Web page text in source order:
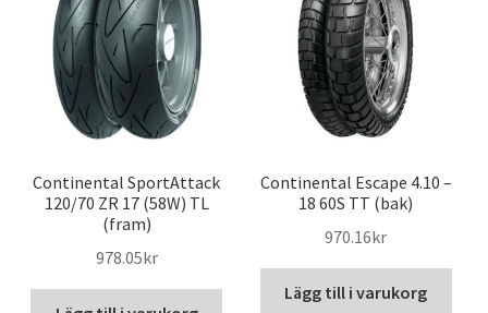
Continental SportAttack
120/70 ZR 17 (58W) TL
(fram)
978.05kr
Continental Escape 4.10 –
18 60S TT (bak)
970.16kr
Lägg till i varukorg